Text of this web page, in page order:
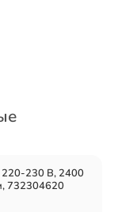
220-230 В, 2400
732304620